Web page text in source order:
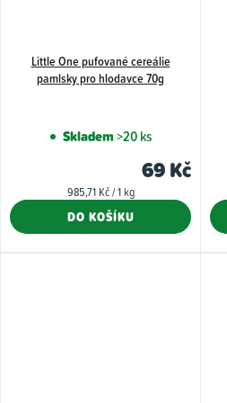
Little One pufované cereálie
pamlsky pro hlodavce 70g
Skladem>20 ks
69 Kč
Měrná
985,71 Kč / 1 kg
DO KOŠÍKU